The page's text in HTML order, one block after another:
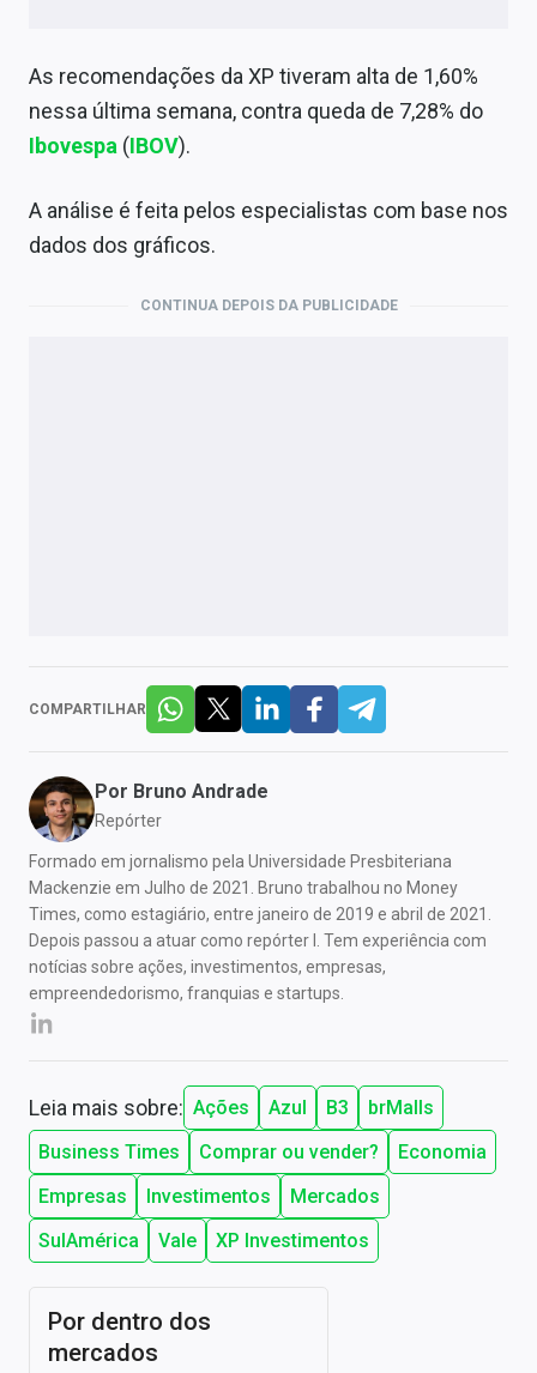
Expediente
Contato
As recomendações da XP tiveram alta de 1,60%
nessa última semana, contra queda de 7,28% do
Ibovespa (IBOV).
A análise é feita pelos especialistas com base nos
dados dos gráficos.
CONTINUA DEPOIS DA PUBLICIDADE
COMPARTILHAR
Por Bruno Andrade
Repórter
Formado em jornalismo pela Universidade Presbiteriana
Mackenzie em Julho de 2021. Bruno trabalhou no Money
Times, como estagiário, entre janeiro de 2019 e abril de 2021.
Depois passou a atuar como repórter I. Tem experiência com
notícias sobre ações, investimentos, empresas,
empreendedorismo, franquias e startups.
Leia mais sobre: Ações Azul B3
brMalls
Business Times
Comprar ou vender?
Economia
Empresas
Investimentos
Mercados
SulAmérica
Vale XP Investimentos
Por dentro dos
mercados